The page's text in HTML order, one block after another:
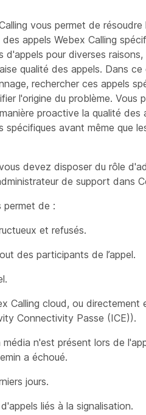
vous permet de résoudre
appels Webex Calling
d'appels pour diverses
qualité des appels. Dans
rechercher ces appels
l'origine du problème. Vous
proactive la qualité des
avant même que
devez disposer du rôle
de support dans
permet de :
et refusés.
des participants de l’appel.
Calling cloud, ou directement
Connectivity Passe (ICE)).
n'est présent lors de
a échoué.
jours.
liés à la signalisation.